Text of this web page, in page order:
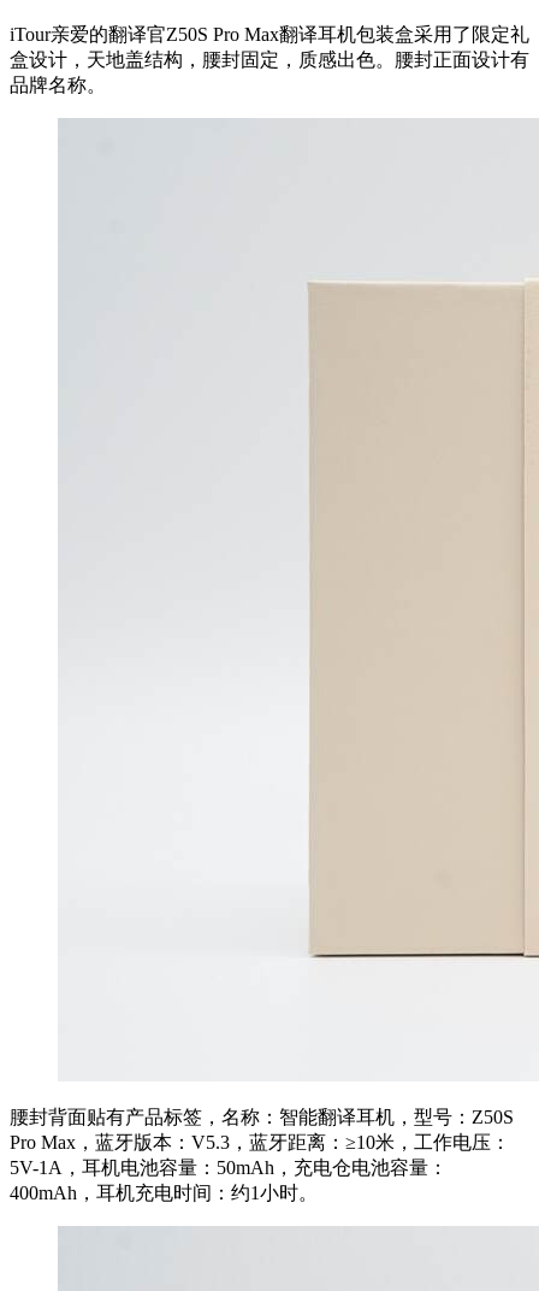
iTour亲爱的翻译官Z50S Pro Max翻译耳机包装盒采用了限定礼
盒设计，天地盖结构，腰封固定，质感出色。腰封正面设计有
品牌名称。
腰封背面贴有产品标签，名称：智能翻译耳机，型号：Z50S
Pro Max，蓝牙版本：V5.3，蓝牙距离：≥10米，工作电压：
5V-1A，耳机电池容量：50mAh，充电仓电池容量：
400mAh，耳机充电时间：约1小时。